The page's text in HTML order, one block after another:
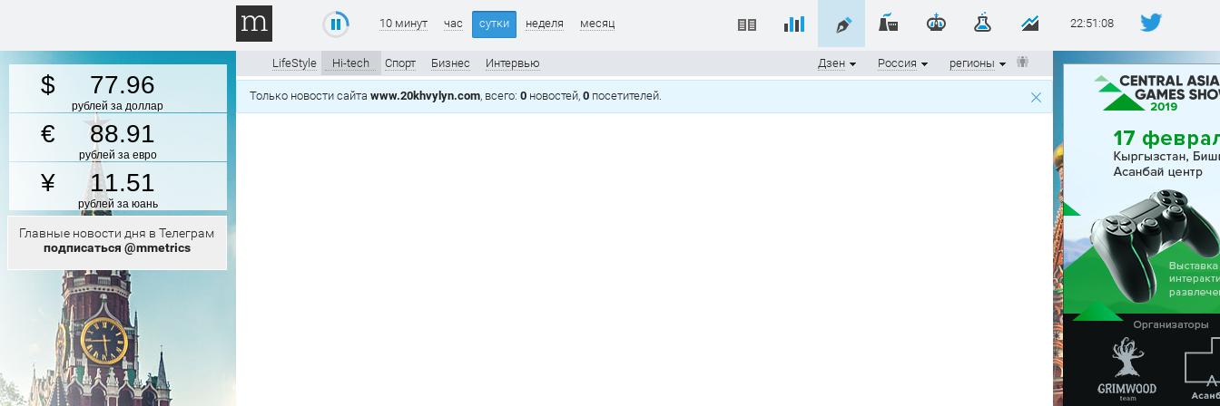
77.96
рублей за доллар
88.91
рублей за евро
11.51
рублей за юань
Главные новости дня в Телеграм
подписаться @mmetrics
22:51:08
10 минут час сутки неделя месяц
LifeStyle Hi-tech Спорт Бизнес Интервью регионы
Россия
Дзен
Только новости сайта www.20khvylyn.com, всего: 0 новостей, 0 посетителей.